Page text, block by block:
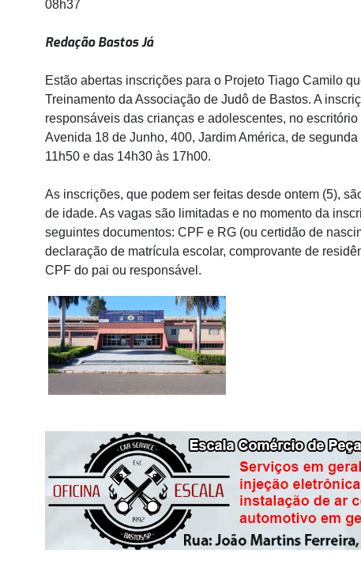
08h37
Redação Bastos Já
Estão abertas inscrições para o Projeto Tiago Camilo
Treinamento da Associação de Judô de Bastos. A
responsáveis das crianças e adolescentes, no
Avenida 18 de Junho, 400, Jardim América, de
11h50 e das 14h30 às 17h00.
As inscrições, que podem ser feitas desde ontem (5),
de idade. As vagas são limitadas e no momento da
seguintes documentos: CPF e RG (ou certidão de
declaração de matrícula escolar, comprovante de
CPF do pai ou responsável.